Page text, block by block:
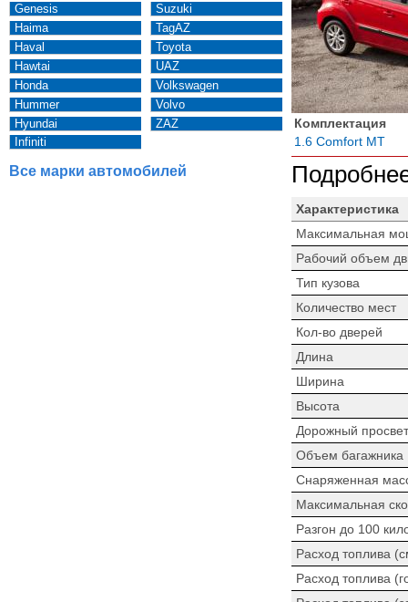
Genesis
Haima
Haval
Hawtai
Honda
Hummer
Hyundai
Infiniti
Suzuki
TagAZ
Toyota
UAZ
Volkswagen
Volvo
ZAZ
Все марки автомобилей
Комплектация
1.6 Comfort MT
Характеристика
Максимальная
Рабочий объем
Тип кузова
Количество мест
Кол-во дверей
Длина
Ширина
Высота
Дорожный просвет
Объем багажника
Снаряженная
Максимальная
Разгон до 100
Расход топлива
Расход топлива